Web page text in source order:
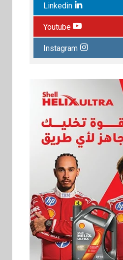
Linkedin
Youtube
Instagram